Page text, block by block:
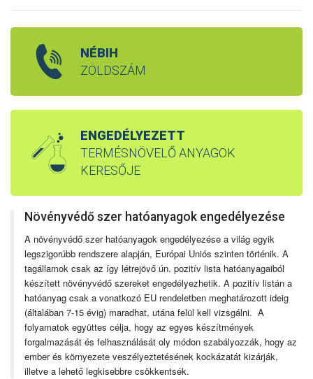
NÉBIH
ZÖLDSZÁM
ENGEDÉLYEZETT
TERMÉSNÖVELŐ ANYAGOK
KERESŐJE
Növényvédő szer hatóanyagok engedélyezése
A növényvédő szer hatóanyagok engedélyezése a világ egyik
legszigorúbb rendszere alapján, Európai Uniós szinten történik. A
tagállamok csak az így létrejövő ún. pozitív lista hatóanyagaiból
készített növényvédő szereket engedélyezhetik. A pozitív listán a
hatóanyag csak a vonatkozó EU rendeletben meghatározott ideig
(általában 7-15 évig) maradhat, utána felül kell vizsgálni. A
folyamatok együttes célja, hogy az egyes készítmények
forgalmazását és felhasználását oly módon szabályozzák, hogy az
ember és környezete veszélyeztetésének kockázatát kizárják,
illetve a lehető legkisebbre csökkentsék.